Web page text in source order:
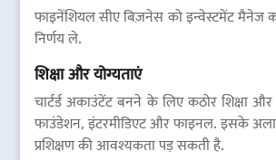
फाइनेंशियल सीए बिज़नेस को इन्वेस्टमेंट मैनेज
निर्णय ले.
शिक्षा और योग्यताएं
चार्टर्ड अकाउंटेंट बनने के लिए कठोर शिक्षा
फाउंडेशन, इंटरमीडिएट और फाइनल. इसके
प्रशिक्षण की आवश्यकता पड़ सकती है.